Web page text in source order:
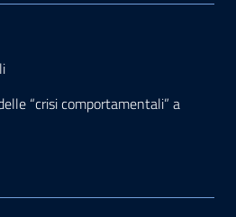
“crisi comportamentali” a